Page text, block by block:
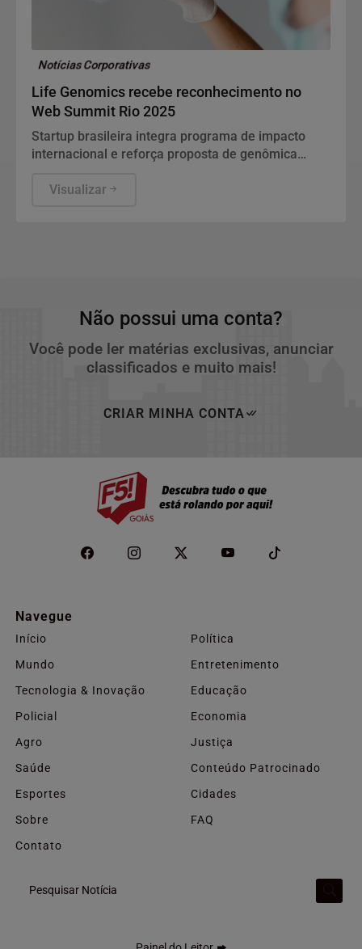
Notícias Corporativas
Life Genomics recebe reconhecimento no
Web Summit Rio 2025
Startup brasileira integra programa de impacto
internacional e reforça proposta de genômica
Visualizar
Não possui uma conta?
Você pode ler matérias exclusivas, anunciar
classificados e muito mais!
CRIAR MINHA CONTA
Navegue
Início
Política
Mundo
Entretenimento
Tecnologia & Inovação
Educação
Policial
Economia
Agro
Justiça
Saúde
Conteúdo Patrocinado
Esportes
Cidades
Sobre
FAQ
Contato
Pesquisar Notícia